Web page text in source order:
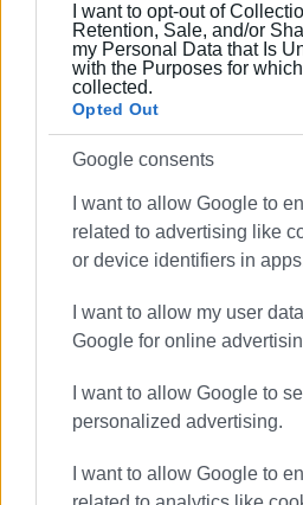
I want to opt-out of
Retention, Sale, and/or
my Personal Data that Is
with the Purposes for
collected.
Opted Out
Google consents
I want to allow Google to
related to advertising like
or device identifiers in
I want to allow my user
Google for online
I want to allow Google to
personalized advertising.
I want to allow Google to
Συνδρομητές